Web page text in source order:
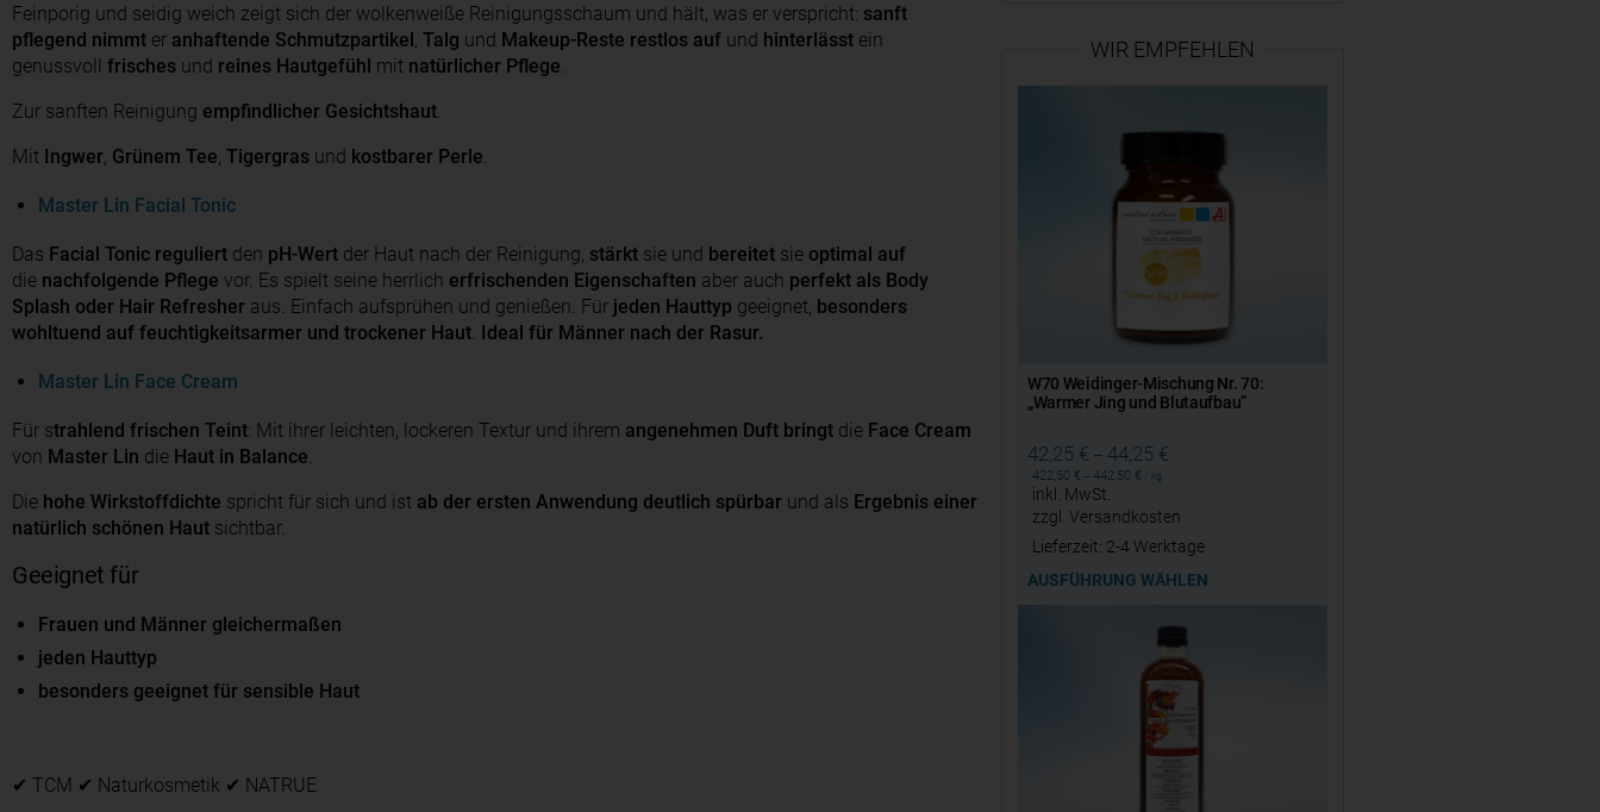
Feinporig und seidig weich zeigt sich der wolkenweiße Reinigungsschaum und hält, was er verspricht: sanft
pflegend nimmt er anhaftende Schmutzpartikel, Talg und Makeup-Reste restlos auf und hinterlässt ein
genussvoll frisches und reines Hautgefühl mit natürlicher Pflege.
Zur sanften Reinigung empfindlicher Gesichtshaut.
Mit Ingwer, Grünem Tee, Tigergras und kostbarer Perle.
Master Lin Facial Tonic
Das Facial Tonic reguliert den pH-Wert der Haut nach der Reinigung, stärkt sie und bereitet sie optimal auf
die nachfolgende Pflege vor. Es spielt seine herrlich erfrischenden Eigenschaften aber auch perfekt als Body
Splash oder Hair Refresher aus. Einfach aufsprühen und genießen. Für jeden Hauttyp geeignet, besonders
wohltuend auf feuchtigkeitsarmer und trockener Haut. Ideal für Männer nach der Rasur.
Master Lin Face Cream
Für strahlend frischen Teint: Mit ihrer leichten, lockeren Textur und ihrem angenehmen Duft bringt die Face Cream
von Master Lin die Haut in Balance.
Die hohe Wirkstoffdichte spricht für sich und ist ab der ersten Anwendung deutlich spürbar und als Ergebnis einer
natürlich schönen Haut sichtbar.
Geeignet für
Frauen und Männer gleichermaßen
jeden Hauttyp
besonders geeignet für sensible Haut
✔ TCM ✔ Naturkosmetik ✔ NATRUE
WIR EMPFEHLEN
W70 Weidinger-Mischung Nr. 70:
„Warmer Jing und Blutaufbau”
42,25 € – 44,25 €
422,50 € – 442,50 € kg
inkl. MwSt.
zzgl. Versandkosten
Lieferzeit: 2-4 Werktage
AUSFÜHRUNG WÄHLEN